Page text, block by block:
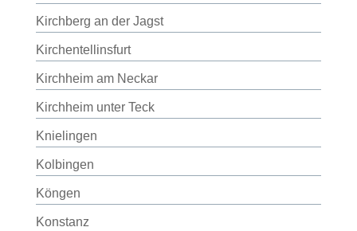
Kirchberg an der Jagst
Kirchentellinsfurt
Kirchheim am Neckar
Kirchheim unter Teck
Knielingen
Kolbingen
Köngen
Konstanz